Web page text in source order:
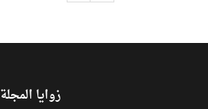
زوايا المجلة